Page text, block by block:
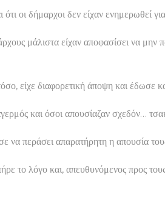
οι δήμαρχοι δεν είχαν ενημερωθεί
μάλιστα είχαν αποφασίσει να
είχε διαφορετική άποψη και έδωσε
και όσοι απουσίαζαν σχεδόν…
να περάσει απαρατήρητη η απουσία
το λόγο και, απευθυνόμενος προς